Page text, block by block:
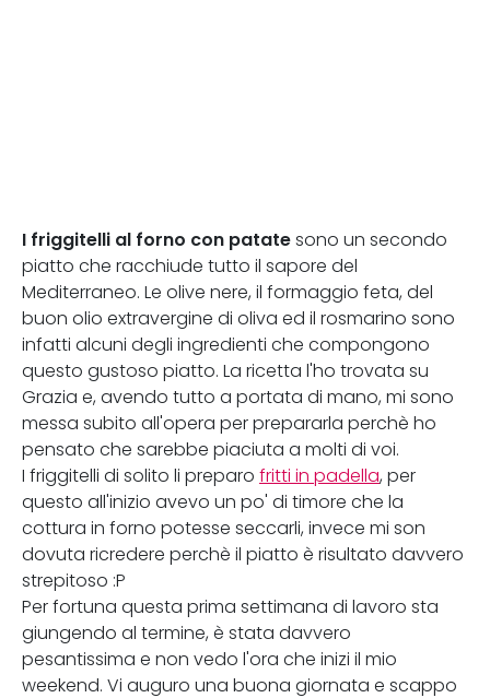
I friggitelli al forno con patate sono un secondo
piatto che racchiude tutto il sapore del
Mediterraneo. Le olive nere, il formaggio feta, del
buon olio extravergine di oliva ed il rosmarino sono
infatti alcuni degli ingredienti che compongono
questo gustoso piatto. La ricetta l'ho trovata su
Grazia e, avendo tutto a portata di mano, mi sono
messa subito all'opera per prepararla perchè ho
pensato che sarebbe piaciuta a molti di voi.
I friggitelli di solito li preparo fritti in padella, per
questo all'inizio avevo un po' di timore che la
cottura in forno potesse seccarli, invece mi son
dovuta ricredere perchè il piatto è risultato davvero
strepitoso :P
Per fortuna questa prima settimana di lavoro sta
giungendo al termine, è stata davvero
pesantissima e non vedo l'ora che inizi il mio
weekend. Vi auguro una buona giornata e scappo